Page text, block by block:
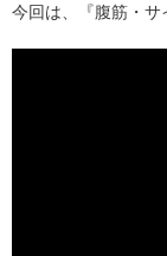
今回は、『腹筋・サ